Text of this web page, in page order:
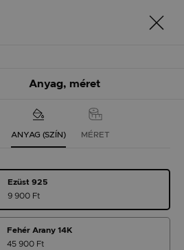
Anyag, méret
ANYAG (SZÍN) MÉRET
Ezüst 925
9 900 Ft
Fehér Arany 14K
45 900 Ft